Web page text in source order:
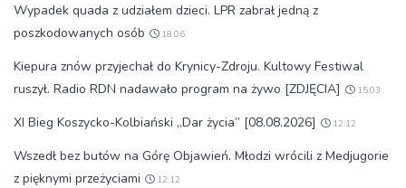
Wypadek quada z udziałem dzieci. LPR zabrał jedną z
poszkodowanych osób
18:06
Kiepura znów przyjechał do Krynicy-Zdroju. Kultowy Festiwal
ruszył. Radio RDN nadawało program na żywo [ZDJĘCIA]
15:03
XI Bieg Koszycko-Kolbiański „Dar życia” [08.08.2026] 12:12
Wszedł bez butów na Górę Objawień. Młodzi wrócili z Medjugorie
z pięknymi przeżyciami
12:12